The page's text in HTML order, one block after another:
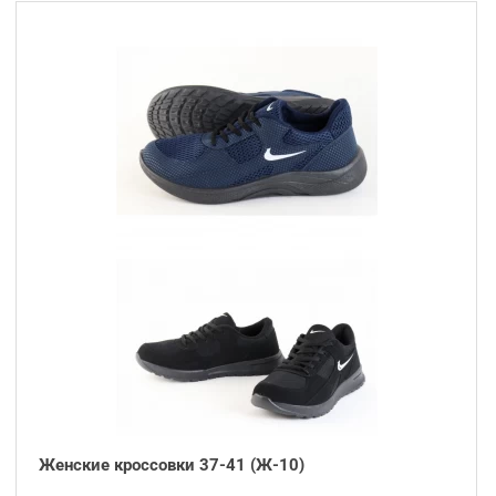
Женские кроссовки 37-41 (Ж-10)